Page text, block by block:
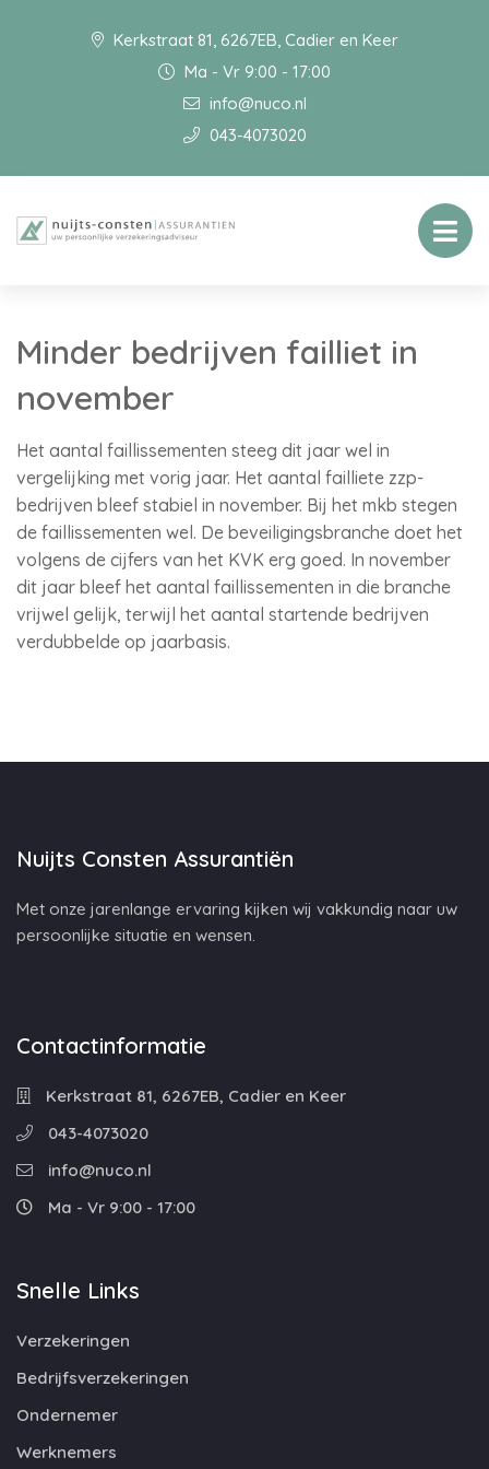
Kerkstraat 81, 6267EB, Cadier en Keer
Ma - Vr 9:00 - 17:00
info@nuco.nl
043-4073020
Minder bedrijven failliet in
november
Het aantal faillissementen steeg dit jaar wel in
vergelijking met vorig jaar. Het aantal failliete zzp-
bedrijven bleef stabiel in november. Bij het mkb stegen
de faillissementen wel. De beveiligingsbranche doet het
volgens de cijfers van het KVK erg goed. In november
dit jaar bleef het aantal faillissementen in die branche
vrijwel gelijk, terwijl het aantal startende bedrijven
verdubbelde op jaarbasis.
Nuijts Consten Assurantiën
Met onze jarenlange ervaring kijken wij vakkundig naar uw
persoonlijke situatie en wensen.
Contactinformatie
Kerkstraat 81, 6267EB, Cadier en Keer
043-4073020
info@nuco.nl
Ma - Vr 9:00 - 17:00
Snelle Links
Verzekeringen
Bedrijfsverzekeringen
Ondernemer
Werknemers